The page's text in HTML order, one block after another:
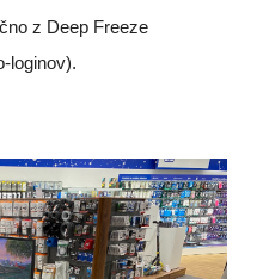
z Deep Freeze
loginov).